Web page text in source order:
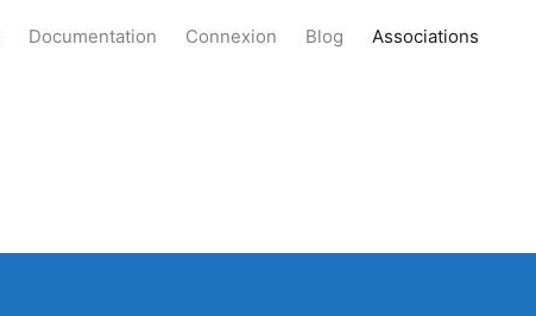
Documentation Connexion Blog Associations